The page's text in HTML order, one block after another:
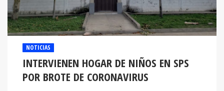
NOTICIAS
INTERVIENEN HOGAR DE NIÑOS EN SPS
POR BROTE DE CORONAVIRUS
Las autoridades sanitarias llegaron al complejo por un